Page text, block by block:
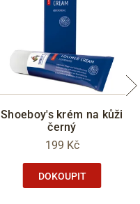
Shoeboy's krém na kůži
černý
199 Kč
DOKOUPIT